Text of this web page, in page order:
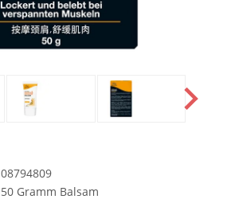
08794809
50 Gramm Balsam